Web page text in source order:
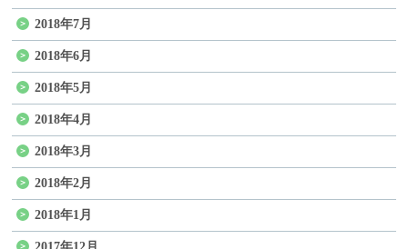
2018年7月
2018年6月
2018年5月
2018年4月
2018年3月
2018年2月
2018年1月